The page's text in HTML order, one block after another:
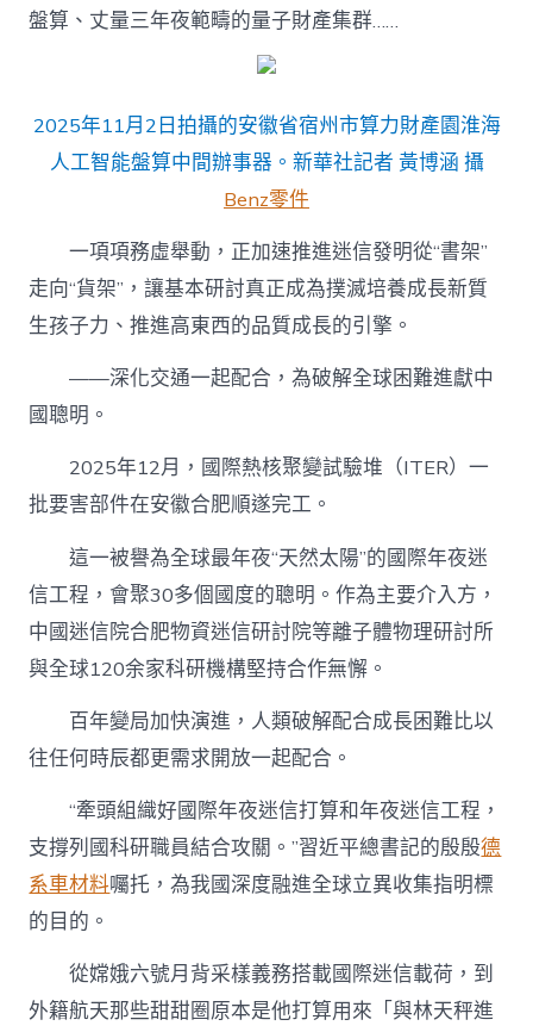
盤算、丈量三年夜範疇的量子財產集群……
2025年11月2日拍攝的安徽省宿州市算力財產園淮海
人工智能盤算中間辦事器。新華社記者 黃博涵 攝
Benz零件
一項項務虛舉動，正加速推進迷信發明從“書架”
走向“貨架”，讓基本研討真正成為撲滅培養成長新質
生孩子力、推進高東西的品質成長的引擎。
——深化交通一起配合，為破解全球困難進獻中
國聰明。
2025年12月，國際熱核聚變試驗堆（ITER）一
批要害部件在安徽合肥順遂完工。
這一被譽為全球最年夜“天然太陽”的國際年夜迷
信工程，會聚30多個國度的聰明。作為主要介入方，
中國迷信院合肥物資迷信研討院等離子體物理研討所
與全球120余家科研機構堅持合作無懈。
百年變局加快演進，人類破解配合成長困難比以
往任何時辰都更需求開放一起配合。
“牽頭組織好國際年夜迷信打算和年夜迷信工程，
支撐列國科研職員結合攻關。”習近平總書記的殷殷德
系車材料囑托，為我國深度融進全球立異收集指明標
的目的。
從嫦娥六號月背采樣義務搭載國際迷信載荷，到
外籍航天那些甜甜圈原本是他打算用來「與林天秤進